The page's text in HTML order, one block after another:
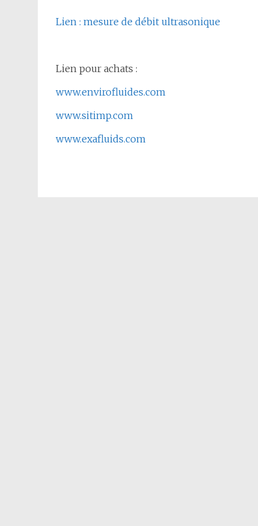
Lien : mesure de débit ultrasonique
Lien pour achats :
www.envirofluides.com
www.sitimp.com
www.exafluids.com